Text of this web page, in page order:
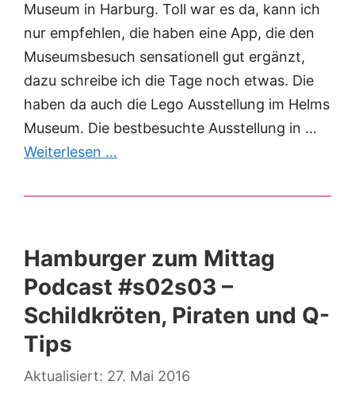
Museum in Harburg. Toll war es da, kann ich
nur empfehlen, die haben eine App, die den
Museumsbesuch sensationell gut ergänzt,
dazu schreibe ich die Tage noch etwas. Die
haben da auch die Lego Ausstellung im Helms
Museum. Die bestbesuchte Ausstellung in …
Weiterlesen …
Hamburger zum Mittag
Podcast #s02s03 –
Schildkröten, Piraten und Q-
Tips
27. Mai 2016